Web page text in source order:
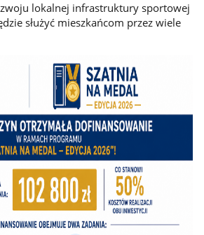
lokalnej infrastruktury sportowej
służyć mieszkańcom przez wiele